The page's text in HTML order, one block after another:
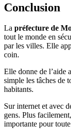
Conclusion
La préfecture de
tout le monde en
par les villes. Elle
coin.
Elle donne de l’aide
simple les tâches de
habitants.
Sur internet et avec
gens. Plus
importante pour toute